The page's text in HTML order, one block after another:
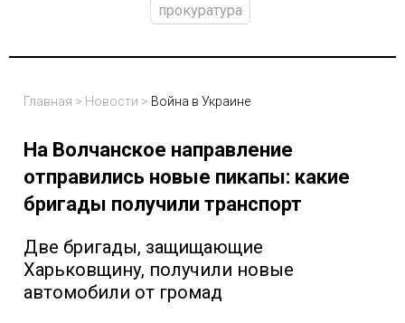
прокуратура
Главная > Новости > Война в Украине
На Волчанское направление
отправились новые пикапы: какие
бригады получили транспорт
Две бригады, защищающие
Харьковщину, получили новые
автомобили от громад